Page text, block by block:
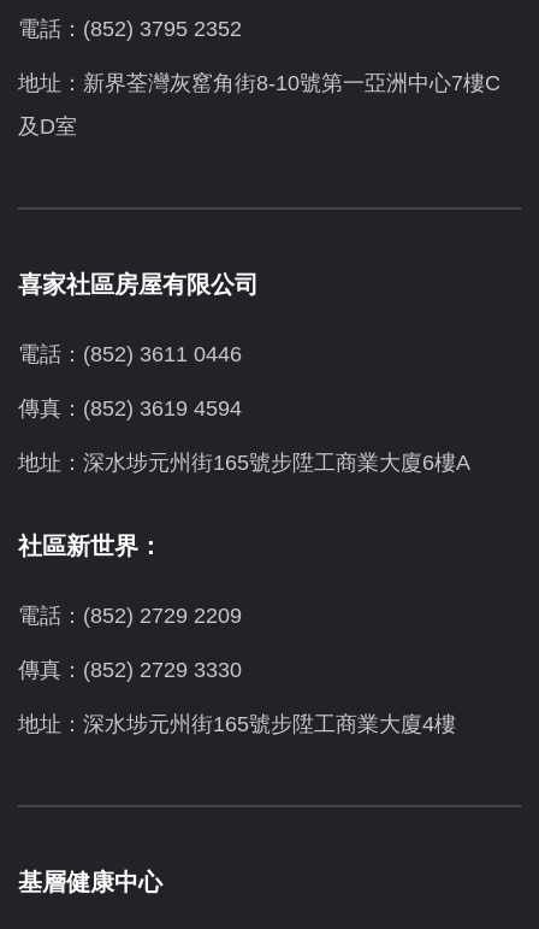
電話：(852) 3795 2352
地址：新界荃灣灰窰角街8-10號第一亞洲中心7樓C
及D室
喜家社區房屋有限公司
電話：(852) 3611 0446
傳真：(852) 3619 4594
地址： 深水埗元州街165號步陞工商業大廈6樓A
社區新世界：
電話：(852) 2729 2209
傳真：(852) 2729 3330
地址：深水埗元州街165號步陞工商業大廈4樓
基層健康中心